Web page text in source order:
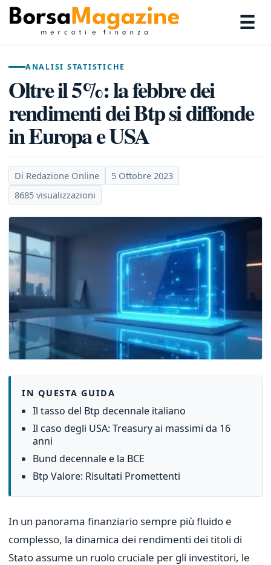
☰
ANALISI STATISTICHE
Oltre il 5%: la febbre dei
rendimenti dei Btp si diffonde
in Europa e USA
Di Redazione Online
5 Ottobre 2023
8685 visualizzazioni
IN QUESTA GUIDA
Il tasso del Btp decennale italiano
Il caso degli USA: Treasury ai massimi da 16
anni
Bund decennale e la BCE
Btp Valore: Risultati Promettenti
In un panorama finanziario sempre più fluido e
complesso, la dinamica dei rendimenti dei titoli di
Stato assume un ruolo cruciale per gli investitori, le